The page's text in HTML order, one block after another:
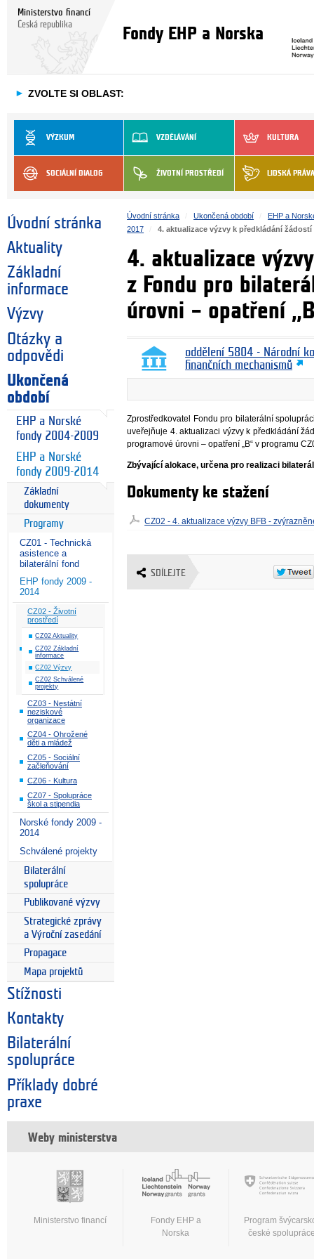
Ministerstvo financí
Česká republika
Fondy EHP a Norska
► ZVOLTE SI OBLAST:
VÝZKUM VZDĚLÁVÁNÍ KULTURA
SOCIÁLNÍ DIALOG ŽIVOTNÍ PROSTŘEDÍ LIDSKÁ PRÁVA
Úvodní stránka
Aktuality
Základní
informace
Výzvy
Otázky a
odpovědi
Ukončená
období
EHP a Norské
fondy 2004-2009
EHP a Norské
fondy 2009-2014
Základní
dokumenty
Programy
CZ01 - Technická
asistence a
bilaterální fond
EHP fondy 2009 -
2014
CZ02 - Životní
prostředí
CZ02 Aktuality
CZ02 Základní
informace
CZ02 Výzvy
CZ02 Schválené
projekty
CZ03 - Nestátní
neziskové
organizace
CZ04 - Ohrožené
děti a mládež
CZ05 - Sociální
začleňování
CZ06 - Kultura
CZ07 - Spolupráce
škol a stipendia
Norské fondy 2009 -
2014
Schválené projekty
Bilaterální
spolupráce
Publikované výzvy
Strategické zprávy
a Výroční zasedání
Propagace
Mapa projektů
Stížnosti
Kontakty
Bilaterální
spolupráce
Příklady dobré
praxe
Úvodní stránka Ukončená období
EHP a
2017
4. aktualizace výzvy k předkládání
4. aktualizace
z Fondu pro
úrovni – opatření
oddělení 5804 - Národní
finančních mechanismů
Zprostředkovatel Fondu pro bilaterální
uveřejňuje 4. aktualizaci výzvy k předkládání
programové úrovni – opatření „B“ v programu
Zbývající alokace, určena pro realizaci
Dokumenty ke stažení
CZ02 - 4. aktualizace výzvy BFB -
SDÍLEJTE
Weby ministerstva
Ministerstvo financí
Fondy EHP a
Norska
Program
české